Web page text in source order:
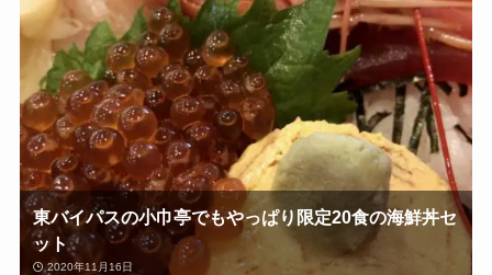
東バイパスの小巾亭でもやっぱり限定20食の海鮮丼セ
ット
2020年11月16日